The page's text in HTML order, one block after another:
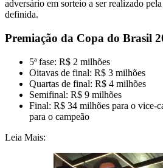
adversário em sorteio a ser realizado
definida.
Premiação da Copa do Brasil
5ª fase: R$ 2 milhões
Oitavas de final: R$ 3 milhões
Quartas de final: R$ 4 milhões
Semifinal: R$ 9 milhões
Final: R$ 34 milhões para o vice-
para o campeão
Leia Mais: